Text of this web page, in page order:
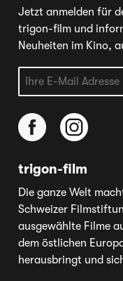
Jetzt anmelden für
trigon-film und
Neuheiten im Kino,
trigon-film
Die ganze Welt
Schweizer
ausgewählte Filme
dem östlichen
herausbringt und